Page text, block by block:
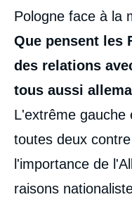
Pologne face à la
Que pensent les
des relations
tous aussi
L'extrême gauche
toutes deux
l'importance de
raisons